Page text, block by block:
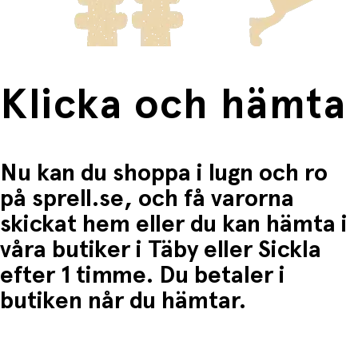
Fri frakt när du handlar för mer än 1500:-
Klicka och hämta
Nu kan du shoppa i lugn och ro
på sprell.se, och få varorna
skickat hem eller du kan hämta i
våra butiker i Täby eller Sickla
efter 1 timme. Du betaler i
butiken når du hämtar.